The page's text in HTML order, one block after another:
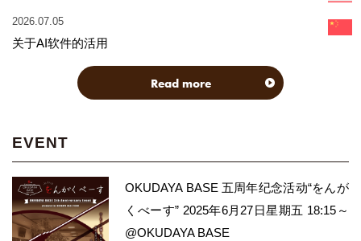
2026.07.05
关于AI软件的活用
Read more
EVENT
OKUDAYA BASE 五周年纪念活动“をんが
くべーす” 2025年6月27日星期五 18:15～
@OKUDAYA BASE